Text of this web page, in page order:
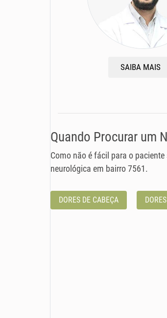
SAIBA MAIS
Quando Procurar um
Como não é fácil para o
neurológica em bairro 7561.
DORES DE CABEÇA